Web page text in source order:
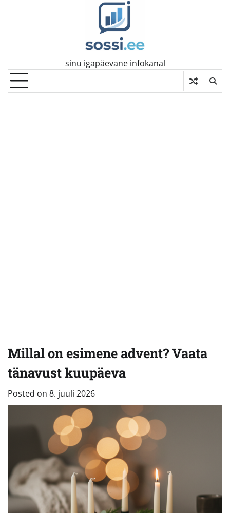
sinu igapäevane infokanal
Millal on esimene advent? Vaata
tänavust kuupäeva
Posted on 8. juuli 2026